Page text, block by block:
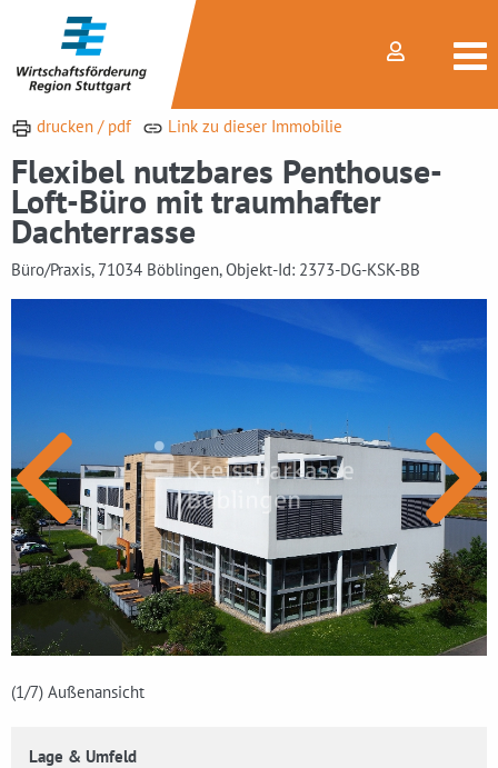
drucken / pdf Link zu dieser Immobilie
Flexibel nutzbares Penthouse-
Loft-Büro mit traumhafter
Dachterrasse
Büro/Praxis, 71034 Böblingen, Objekt-Id: 2373-DG-KSK-BB
(1/7) Außenansicht
Lage & Umfeld